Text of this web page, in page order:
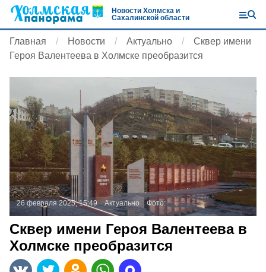
Новости Холмска и
Сахалинской области
Главная Новости Актуально
Сквер имени
Героя Валентеева в Холмске преобразится
26 февраля 2025, 15:49 Актуально Фото:
Сквер имени Героя Валентеева в
Холмске преобразится